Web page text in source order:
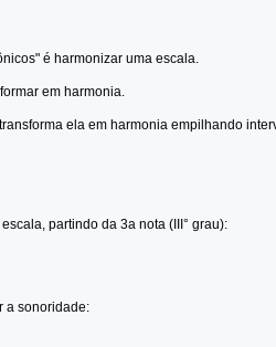
é harmonizar uma escala.
em harmonia.
ela em harmonia empilhando
partindo da 3a nota (III° grau):
a sonoridade: